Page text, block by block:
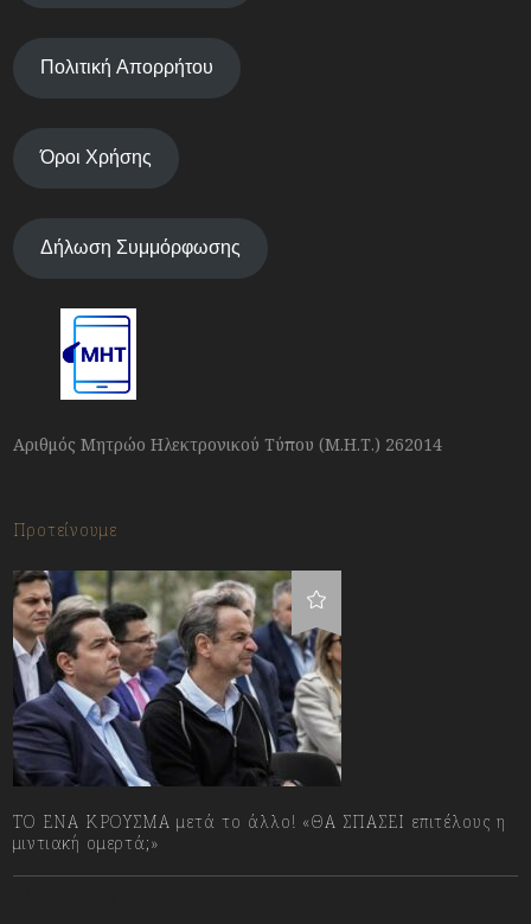
Πολιτική Απορρήτου
Όροι Χρήσης
Δήλωση Συμμόρφωσης
Αριθμός Μητρώο Ηλεκτρονικού Τύπου (Μ.Η.Τ.) 262014
Προτείνουμε
ΤΟ ΕΝΑ ΚΡΟΥΣΜΑ μετά το άλλο! «ΘΑ ΣΠΑΣΕΙ επιτέλους η
μιντιακή ομερτά;»